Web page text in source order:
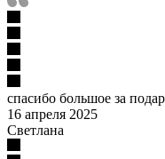
спасибо большое за
16 апреля 2025
Светлана